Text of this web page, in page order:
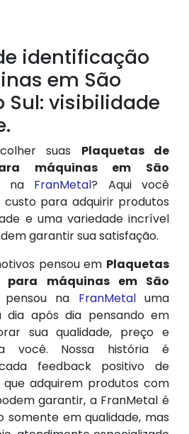
identificação
em São
Sul: visibilidade
suas Plaquetas de
máquinas em São
na FranMetal? Aqui você
para adquirir produtos
e uma variedade incrível
garantir sua satisfação.
pensou em Plaquetas
para máquinas em São
pensou na FranMetaluma
dia após dia pensando em
sua qualidade, preço e
você. Nossa história é
feedback positivo de
que adquirem produtos com
garantir, a FranMetal é
somente em qualidade, mas